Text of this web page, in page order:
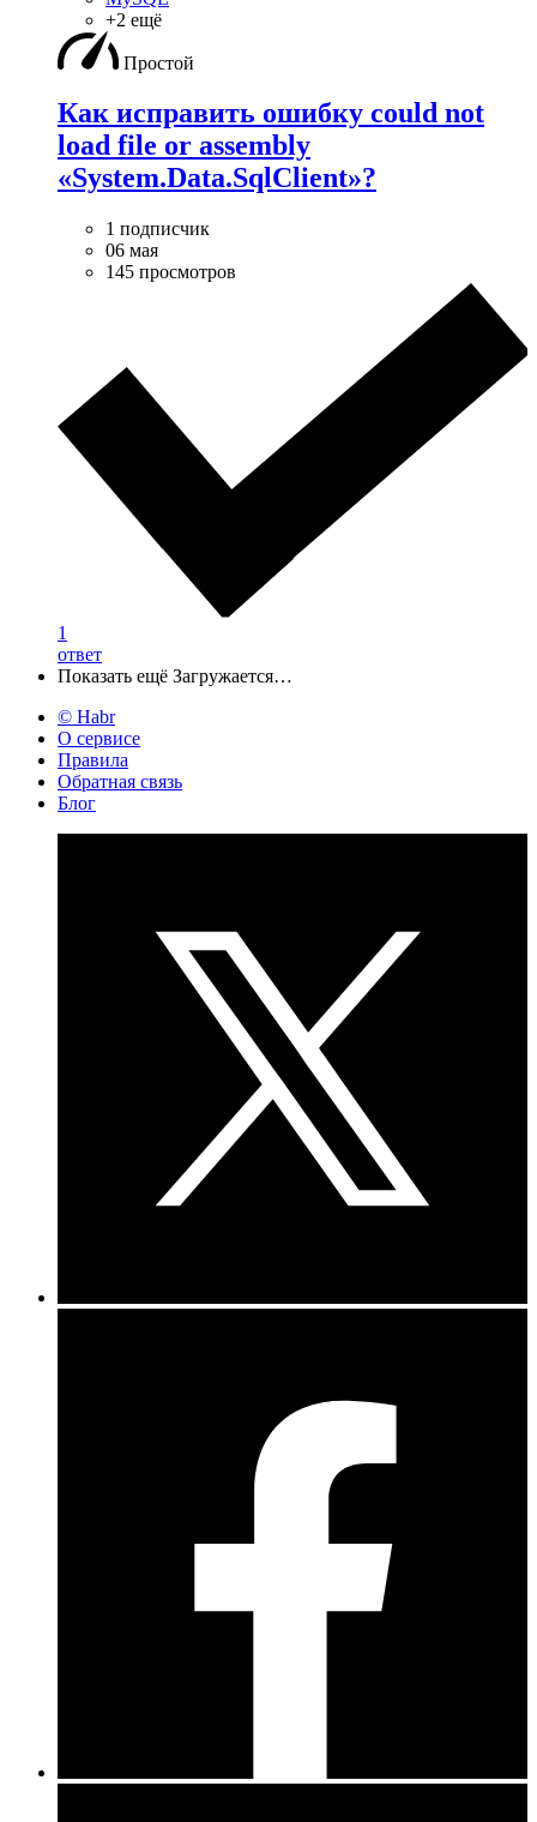
+2 ещё
Простой
Как исправить ошибку could not
load file or assembly
«System.Data.SqlClient»?
1 подписчик
06 мая
145 просмотров
1
ответ
Показать ещё Загружается…
© Habr
О сервисе
Правила
Обратная связь
Блог